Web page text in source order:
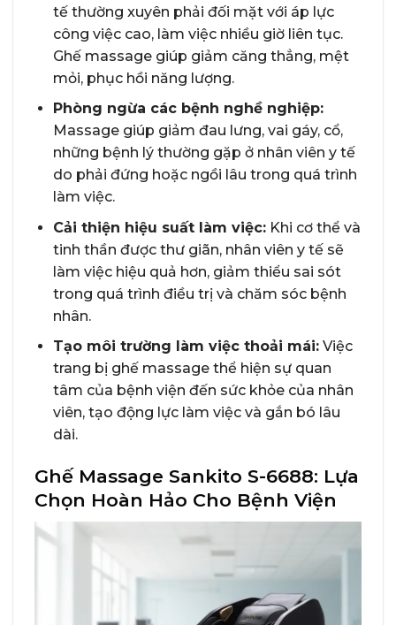
tế thường xuyên phải đối mặt với áp lực
công việc cao, làm việc nhiều giờ liên tục.
Ghế massage giúp giảm căng thẳng, mệt
mỏi, phục hồi năng lượng.
Phòng ngừa các bệnh nghề nghiệp:
Massage giúp giảm đau lưng, vai gáy, cổ,
những bệnh lý thường gặp ở nhân viên y tế
do phải đứng hoặc ngồi lâu trong quá trình
làm việc.
Cải thiện hiệu suất làm việc:Khi cơ thể và
tinh thần được thư giãn, nhân viên y tế sẽ
làm việc hiệu quả hơn, giảm thiểu sai sót
trong quá trình điều trị và chăm sóc bệnh
nhân.
Tạo môi trường làm việc thoải mái:Việc
trang bị ghế massage thể hiện sự quan
tâm của bệnh viện đến sức khỏe của nhân
viên, tạo động lực làm việc và gắn bó lâu
dài.
Ghế Massage Sankito S-6688: Lựa
Chọn Hoàn Hảo Cho Bệnh Viện